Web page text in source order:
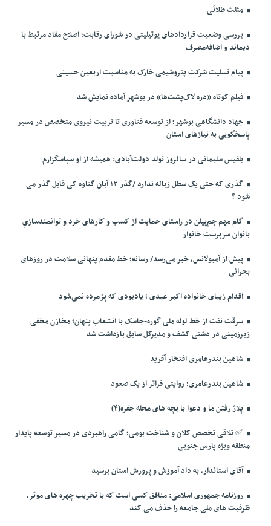
مثلث طلائی
بررسی وضعیت قراردادهای یوتیلیتی در شورای رقابت؛ اصلاح مفاد مرتبط با
دیماند و اضافه‌مصرف
پیام تسلیت شرکت پتروشیمی خارک به مناسبت اربعین حسینی
فیلم کوتاه «دره لاک‌پشت‌ها» در بوشهر آماده نمایش شد
جهاد دانشگاهی بوشهر؛ از توسعه فناوری تا تربیت نیروی متخصص در مسیر
پاسخگویی به نیازهای استان
بلقیس سلیمانی در سالروز تولد دولت‌آبادی: همیشه از او سپاسگزارم
گذری که حتی یک سطل زباله ندارد /گذر ۱۳ آبان گناوه کی قابل گذر می
شود ؟
گام مهم جم‌پیلن در راستای حمایت از کسب و کارهای خرد و توانمندسازیِ
بانوان سرپرست خانوار
پیش از آمبولانس، خبر می‌رسد/ رسانه؛ خط مقدم پنهانی سلامت در روزهای
بحرانی
اقدام زیبای خانواده اکبر عبدی ؛ یادبودی که پژمرده نمی‌شود
سرقت نفت از خط لوله ملی گوره-جاسک با انشعاب پنهان؛ مخازن مخفی
زیرزمینی در دشتی کشف و مدیرکل سابق بازداشت شد
شاهین بندرعامری افتخار آفرید
شاهین بندرعامری؛ روایتی فراتر از یک صعود
پلاژ رفتن ما و دعوا با بچه های محله جفره(۴)
✅️ تلاقی تخصص کلان و شناخت بومی؛ گامی راهبردی در مسیر توسعه پایدار
منطقه ویژه پارس جنوبی
آقای استاندار، به داد آموزش و پرورش استان برسید
روزنامه جمهوری اسلامی: منافق کسی است که با تخریب چهره های موثر،
ظرفیت های ملی جامعه را حذف می کند